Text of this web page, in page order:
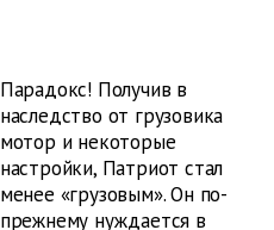
Парадокс! Получив в
наследство от грузовика
мотор и некоторые
настройки, Патриот стал
менее «грузовым». Он по-
прежнему нуждается в